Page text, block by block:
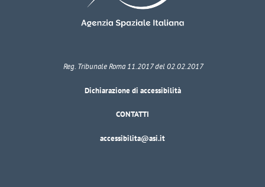
Reg. Tribunale Roma 11.2017 del 02.02.2017
Dichiarazione di accessibilità
CONTATTI
accessibilita@asi.it